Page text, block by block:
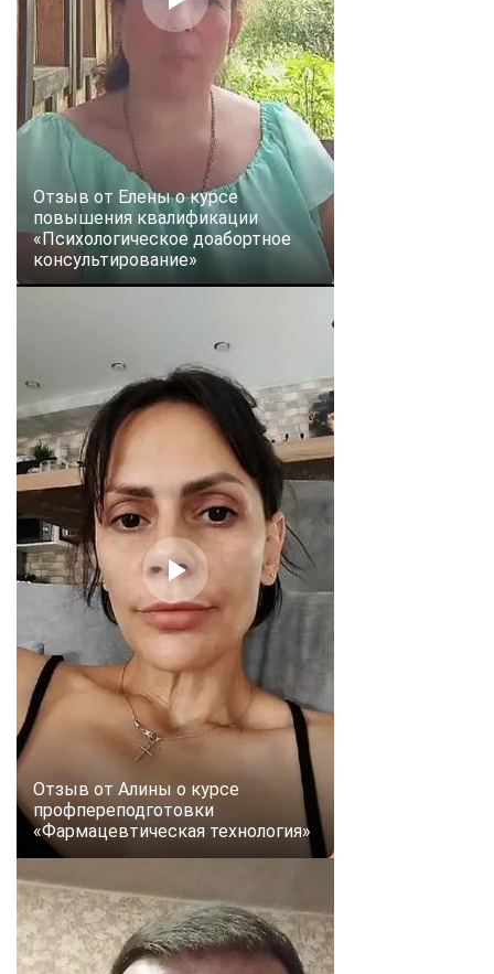
Отзыв от Елены о курсе
повышения квалификации
«Психологическое доабортное
консультирование»
Отзыв от Алины о курсе
профпереподготовки
«Фармацевтическая технология»